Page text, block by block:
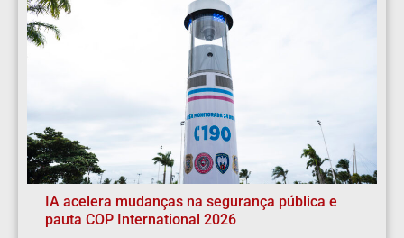
IA acelera mudanças na segurança pública e
pauta COP International 2026